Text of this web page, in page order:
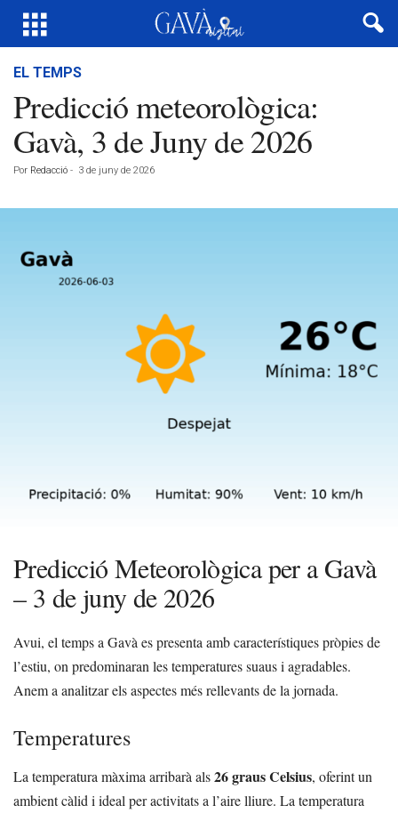
EL TEMPS
Predicció meteorològica:
Gavà, 3 de Juny de 2026
Por Redacció - 3 de juny de 2026
Predicció Meteorològica per a Gavà
– 3 de juny de 2026
Avui, el temps a Gavà es presenta amb característiques pròpies de
l’estiu, on predominaran les temperatures suaus i agradables.
Anem a analitzar els aspectes més rellevants de la jornada.
Temperatures
La temperatura màxima arribarà als26 graus Celsius, oferint un
ambient càlid i ideal per activitats a l’aire lliure. La temperatura